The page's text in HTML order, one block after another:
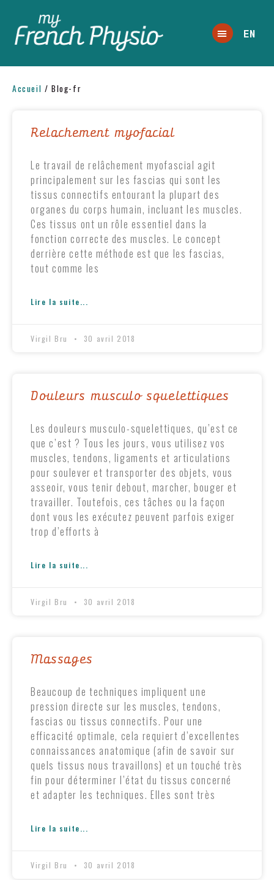
EN
Accueil /Blog-fr
Relachement myofacial
Le travail de relâchement myofascial agit
principalement sur les fascias qui sont les
tissus connectifs entourant la plupart des
organes du corps humain, incluant les muscles.
Ces tissus ont un rôle essentiel dans la
fonction correcte des muscles. Le concept
derrière cette méthode est que les fascias,
tout comme les
Lire la suite...
Virgil Bru 30 avril 2018
Douleurs musculo squelettiques
Les douleurs musculo-squelettiques, qu’est ce
que c’est ? Tous les jours, vous utilisez vos
muscles, tendons, ligaments et articulations
pour soulever et transporter des objets, vous
asseoir, vous tenir debout, marcher, bouger et
travailler. Toutefois, ces tâches ou la façon
dont vous les exécutez peuvent parfois exiger
trop d’efforts à
Lire la suite...
Virgil Bru 30 avril 2018
Massages
Beaucoup de techniques impliquent une
pression directe sur les muscles, tendons,
fascias ou tissus connectifs. Pour une
efficacité optimale, cela requiert d’excellentes
connaissances anatomique (afin de savoir sur
quels tissus nous travaillons) et un touché très
fin pour déterminer l’état du tissus concerné
et adapter les techniques. Elles sont très
Lire la suite...
Virgil Bru 30 avril 2018